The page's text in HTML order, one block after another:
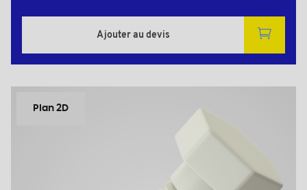
Ajouter au devis
Plan 2D